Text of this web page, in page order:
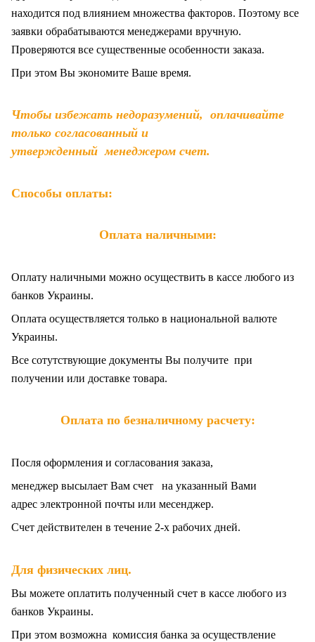
находится под влиянием множества факторов. Поэтому все
заявки обрабатываются менеджерами вручную.
Проверяются все существенные особенности заказа.
При этом Вы экономите Ваше время.
Чтобы избежать недоразумений, оплачивайте
только согласованный и
утвержденный менеджером счет.
Способы оплаты:
Оплата наличными:
Оплату наличными можно осуществить в кассе любого из
банков Украины.
Оплата осуществляется только в национальной валюте
Украины.
Все сотутствующие документы Вы получите при
получении или доставке товара.
Оплата по безналичному расчету:
Посля оформления и согласования заказа,
менеджер высылает Вам счет на указанный Вами
адрес электронной почты или месенджер.
Счет действителен в течение 2-х рабочих дней.
Для физических лиц.
Вы можете оплатить полученный счет в кассе любого из
банков Украины.
При этом возможна комиссия банка за осуществление